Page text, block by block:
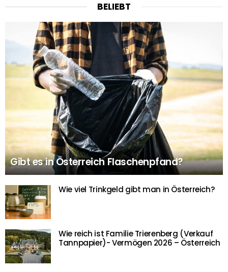
BELIEBT
Gibt es in Österreich Flaschenpfand?
Wie viel Trinkgeld gibt man in Österreich?
Wie reich ist Familie Trierenberg (Verkauf
Tannpapier)- Vermögen 2026 – Österreich